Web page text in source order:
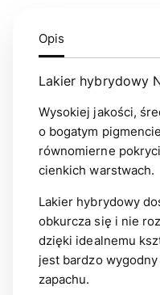
Opis
Lakier hybrydowy
Wysokiej jakości,
o bogatym
równomierne
cienkich warstwach.
Lakier hybrydowy
obkurcza się i nie
dzięki idealnemu
jest bardzo
zapachu.